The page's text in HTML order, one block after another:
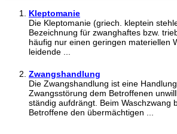
Kleptomanie
Die Kleptomanie (griech. kleptein
Bezeichnung für zwanghaftes bzw.
häufig nur einen geringen materiellen
leidende ...
Zwangshandlung
Die Zwangshandlung ist eine
Zwangsstörung dem Betroffenen
ständig aufdrängt. Beim Waschzwang
Betroffene den übermächtigen ...